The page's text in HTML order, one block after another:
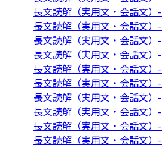
長文読解（実用文・会話文）
長文読解（実用文・会話文）
長文読解（実用文・会話文）
長文読解（実用文・会話文）
長文読解（実用文・会話文）
長文読解（実用文・会話文）
長文読解（実用文・会話文）
長文読解（実用文・会話文）
長文読解（実用文・会話文）
長文読解（実用文・会話文）